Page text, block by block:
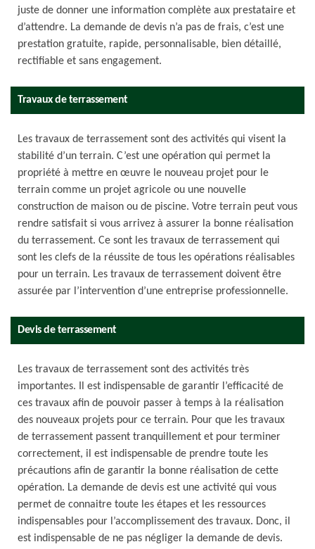
juste de donner une information complète aux prestataire et
d’attendre. La demande de devis n’a pas de frais, c’est une
prestation gratuite, rapide, personnalisable, bien détaillé,
rectifiable et sans engagement.
Travaux de terrassement
Les travaux de terrassement sont des activités qui visent la
stabilité d’un terrain. C’est une opération qui permet la
propriété à mettre en œuvre le nouveau projet pour le
terrain comme un projet agricole ou une nouvelle
construction de maison ou de piscine. Votre terrain peut vous
rendre satisfait si vous arrivez à assurer la bonne réalisation
du terrassement. Ce sont les travaux de terrassement qui
sont les clefs de la réussite de tous les opérations réalisables
pour un terrain. Les travaux de terrassement doivent être
assurée par l’intervention d’une entreprise professionnelle.
Devis de terrassement
Les travaux de terrassement sont des activités très
importantes. Il est indispensable de garantir l’efficacité de
ces travaux afin de pouvoir passer à temps à la réalisation
des nouveaux projets pour ce terrain. Pour que les travaux
de terrassement passent tranquillement et pour terminer
correctement, il est indispensable de prendre toute les
précautions afin de garantir la bonne réalisation de cette
opération. La demande de devis est une activité qui vous
permet de connaitre toute les étapes et les ressources
indispensables pour l’accomplissement des travaux. Donc, il
est indispensable de ne pas négliger la demande de devis.